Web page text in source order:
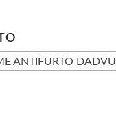
DADVU DV-1A3G V2